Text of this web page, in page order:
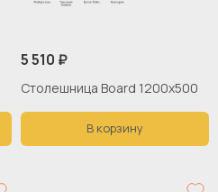
5 510 ₽
Столешница Board 1200x500
В корзину